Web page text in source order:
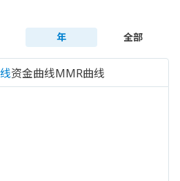
年 全部
资金曲线MMR曲线